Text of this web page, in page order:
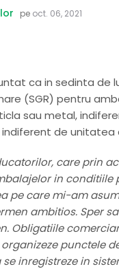
pe oct. 06, 2021
ca in sedinta
(SGR) pentru
sau metal,
de
care prin
in conditiile
pe care mi-am
ambitios. Sper
Obligatiile
punctele
inregistreze in